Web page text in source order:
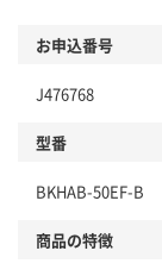
お申込番号
J476768
型番
BKHAB-50EF-B
商品の特徴